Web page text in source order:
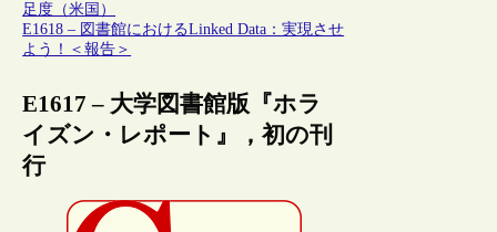
足度（米国）
E1618 – 図書館におけるLinked Data：実現させ
よう！＜報告＞
E1617 – 大学図書館版『ホラ
イズン・レポート』，初の刊
行